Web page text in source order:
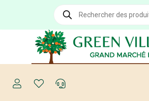
Recherche
produits